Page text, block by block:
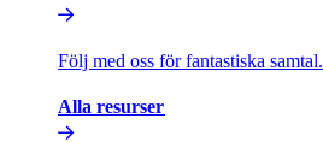
Följ med oss för fantastiska samtal.​​
Alla resurser​​